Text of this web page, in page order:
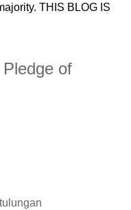
THIS BLOG IS
of